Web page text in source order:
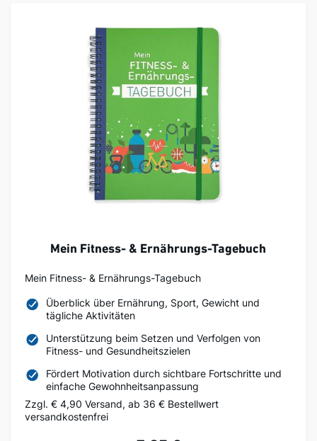
Mein Fitness- & Ernährungs-Tagebuch
Mein Fitness- & Ernährungs-Tagebuch
Überblick über Ernährung, Sport, Gewicht und
tägliche Aktivitäten
Unterstützung beim Setzen und Verfolgen von
Fitness- und Gesundheitszielen
Fördert Motivation durch sichtbare Fortschritte und
einfache Gewohnheitsanpassung
Zzgl. € 4,90 Versand, ab 36 € Bestellwert
versandkostenfrei